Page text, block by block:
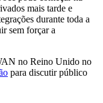
mais tarde e
durante toda a
sem forçar a
no Reino Unido no
para discutir público